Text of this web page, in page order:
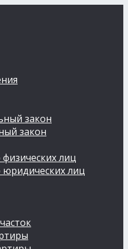
закон
закон
лиц
юридических лиц